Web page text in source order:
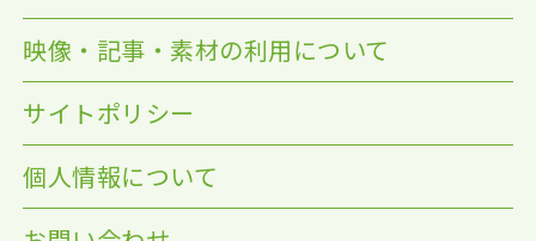
映像・記事・素材の利用について
サイトポリシー
個人情報について